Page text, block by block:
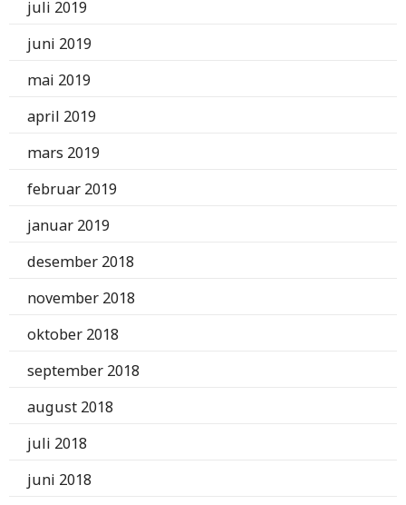
juli 2019
juni 2019
mai 2019
april 2019
mars 2019
februar 2019
januar 2019
desember 2018
november 2018
oktober 2018
september 2018
august 2018
juli 2018
juni 2018